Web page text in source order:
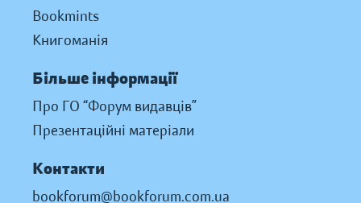
Bookmints
Книгоманія
Більше інформації
Про ГО “Форум видавців”
Презентаційні матеріали
Контакти
bookforum@bookforum.com.ua